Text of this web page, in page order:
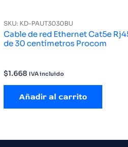
SKU: KD-PAUT3030BU
Cable de red Ethernet Cat5e
de 30 centímetros Procom
$1.668 IVA incluido
Añadir al carrito